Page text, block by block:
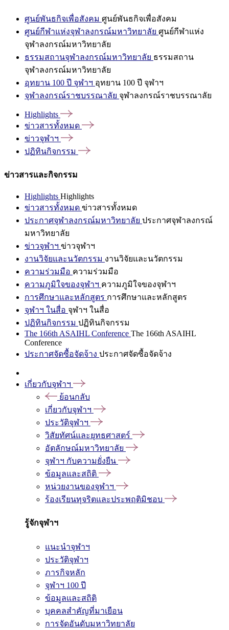
ศูนย์พันธกิจเพื่อสังคม ศูนย์พันธกิจเพื่อสังคม
ศูนย์กีฬาแห่งจุฬาลงกรณ์มหาวิทยาลัย ศูนย์กีฬาแห่ง
จุฬาลงกรณ์มหาวิทยาลัย
ธรรมสถานจุฬาลงกรณ์มหาวิทยาลัย ธรรมสถาน
จุฬาลงกรณ์มหาวิทยาลัย
อุทยาน 100 ปี จุฬาฯ อุทยาน 100 ปี จุฬาฯ
จุฬาลงกรณ์ราชบรรณาลัย จุฬาลงกรณ์ราชบรรณาลัย
Highlights
ข่าวสารทั้งหมด
ข่าวจุฬาฯ
ปฏิทินกิจกรรม
ข่าวสารและกิจกรรม
Highlights Highlights
ข่าวสารทั้งหมด ข่าวสารทั้งหมด
ประกาศจุฬาลงกรณ์มหาวิทยาลัย ประกาศจุฬาลงกรณ์
มหาวิทยาลัย
ข่าวจุฬาฯ ข่าวจุฬาฯ
งานวิจัยและนวัตกรรม งานวิจัยและนวัตกรรม
ความร่วมมือ ความร่วมมือ
ความภูมิใจของจุฬาฯ ความภูมิใจของจุฬาฯ
การศึกษาและหลักสูตร การศึกษาและหลักสูตร
จุฬาฯ ในสื่อ จุฬาฯ ในสื่อ
ปฏิทินกิจกรรม ปฏิทินกิจกรรม
The 166th ASAIHL Conference The 166th ASAIHL
Conference
ประกาศจัดซื้อจัดจ้าง ประกาศจัดซื้อจัดจ้าง
เกี่ยวกับจุฬาฯ
ย้อนกลับ
เกี่ยวกับจุฬาฯ
ประวัติจุฬาฯ
วิสัยทัศน์และยุทธศาสตร์
อัตลักษณ์มหาวิทยาลัย
จุฬาฯ กับความยั่งยืน
ข้อมูลและสถิติ
หน่วยงานของจุฬาฯ
ร้องเรียนทุจริตและประพฤติมิชอบ
รู้จักจุฬาฯ
แนะนำจุฬาฯ
ประวัติจุฬาฯ
ภารกิจหลัก
จุฬาฯ 100 ปี
ข้อมูลและสถิติ
บุคคลสำคัญที่มาเยือน
การจัดอันดับมหาวิทยาลัย